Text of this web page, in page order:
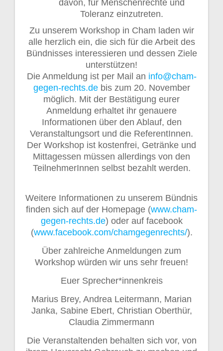
davon, für Menschenrechte und
Toleranz einzutreten.
Zu unserem Workshop in Cham laden wir
alle herzlich ein, die sich für die Arbeit des
Bündnisses interessieren und dessen Ziele
unterstützen!
Die Anmeldung ist per Mail an info@cham-
gegen-rechts.debis zum 20. November
möglich. Mit der Bestätigung eurer
Anmeldung erhaltet ihr genauere
Informationen über den Ablauf, den
Veranstaltungsort und die ReferentInnen.
Der Workshop ist kostenfrei, Getränke und
Mittagessen müssen allerdings von den
TeilnehmerInnen selbst bezahlt werden.
Weitere Informationen zu unserem Bündnis
finden sich auf der Homepage (www.cham-
gegen-rechts.de) oder auf facebook
(www.facebook.com/chamgegenrechts/).
Über zahlreiche Anmeldungen zum
Workshop würden wir uns sehr freuen!
Euer Sprecher*innenkreis
Marius Brey, Andrea Leitermann, Marian
Janka, Sabine Ebert, Christian Oberthür,
Claudia Zimmermann
Die Veranstaltenden behalten sich vor, von